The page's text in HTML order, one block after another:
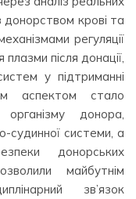
донорством крові та
регуляції
після донації,
у підтриманні
аспектом стало
організму донора,
судинної системи, а
донорських
майбутнім
зв’язок